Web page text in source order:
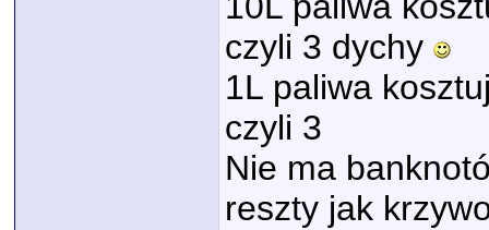
czyli 3 dychy
1L paliwa
czyli 3
Nie ma
reszty jak